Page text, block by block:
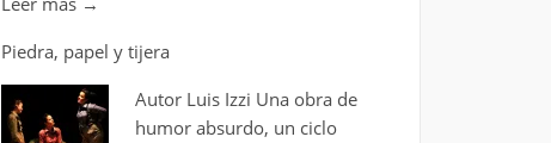
Piedra, papel y tijera
Autor Luis Izzi Una obra de
humor absurdo, un ciclo